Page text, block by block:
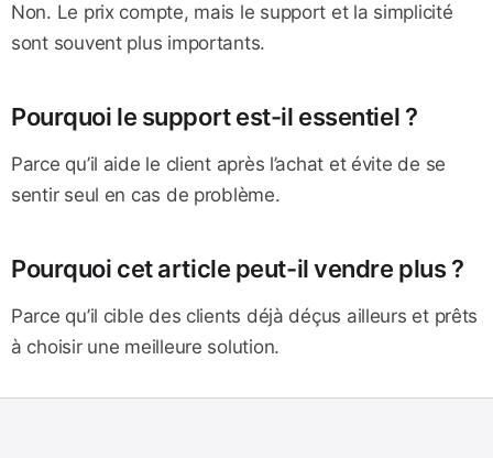
Non. Le prix compte, mais le support et la simplicité
sont souvent plus importants.
Pourquoi le support est-il essentiel ?
Parce qu’il aide le client après l’achat et évite de se
sentir seul en cas de problème.
Pourquoi cet article peut-il vendre plus ?
Parce qu’il cible des clients déjà déçus ailleurs et prêts
à choisir une meilleure solution.